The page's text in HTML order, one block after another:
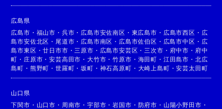
広島県
広島市 ・ 福山市 ・ 呉市 ・ 広島市安佐南区 ・ 東広島市 ・ 広島市西区 ・ 広
島市安佐北区 ・ 尾道市 ・ 広島市南区 ・ 広島市佐伯区 ・ 広島市中区 ・ 広
島市東区 ・廿日市市 ・ 三原市 ・ 広島市安芸区 ・ 三次市 ・ 府中市 ・ 府中
町 ・ 庄原市 ・安芸高田市 ・大竹市 ・竹原市 ・ 海田町 ・ 江田島市 ・ 北広
島町 ・ 熊野町 ・世羅町 ・坂町 ・ 神石高原町 ・ 大崎上島町 ・安芸太田町
山口県
下関市 ・ 山口市 ・ 周南市 ・宇部市 ・岩国市 ・ 防府市 ・ 山陽小野田市 ・